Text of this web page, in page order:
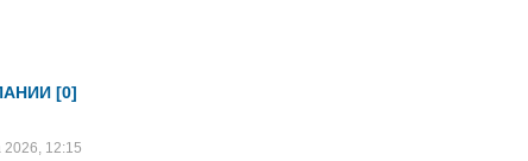
[0]
2026, 12:15